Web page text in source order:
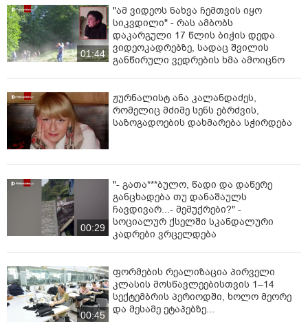
01:44
"ამ ვიდეოს ნახვა ჩემთვის იყო
სიკვდილი" - რას ამბობს
დაკარგული 17 წლის ბიჭის დედა
ვიდეოკადრებზე, სადაც შვილის
განწირული ვედრების ხმა ამოიცნო
ჟურნალისტ ანა კალანდაძეს,
რომელიც მძიმე სენს ებრძვის,
საზოგადოების დახმარება სჭირდება
00:29
"- გათა***ბულო, წადი და დაწერე
განცხადება თუ დანაშაულს
ჩავდივარ...- მემუქრები?" -
სოციალურ ქსელში სკანდალური
კადრები ვრცელდება
00:45
ფორმების რეალიზაცია პირველი
კლასის მოსწავლეებისთვის 1–14
სექტემბრის პერიოდში, ხოლო მეორე
და მესამე ეტაპებზე...